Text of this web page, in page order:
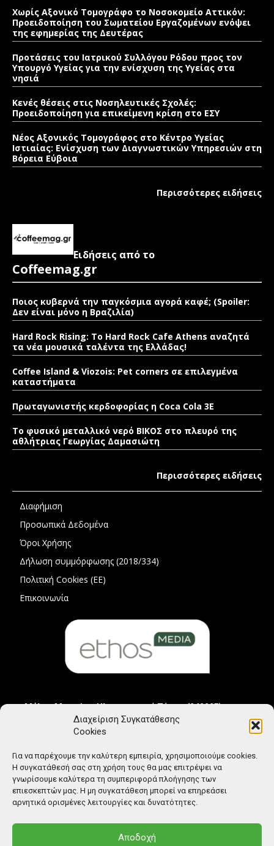
Διαχείριση Συγκατάθεσης
Cookies
Για να παρέχουμε την καλύτερη εμπειρία, χρησιμοποιούμε cookies.
Η συγκατάθεσή σας στη χρήση τους θα μας επιτρέψει να
γνωρίσουμε καλύτερα τη συμπεριφορά πλοήγησης των
επιεσκεπτών μας. Η μη συγκατάθεση μπορεί να επηρεάσει
αρνητικά ορισμένες λειτουργίες και δυνατότητες.
Αποδοχή
Χωρίς Αξονικό Τομογράφο το Νοσοκομείο Αττικόν:
Προειδοποίηση του Σωματείου Εργαζομένων ενόψει
της εφημερίας της Δευτέρας
Προτάσεις του Ιατρικού Συλλόγου Ρόδου προς τον
Υπουργό Υγείας για την ενίσχυση της Υγείας στα
νησιά
Κενές θέσεις στις Νοσηλευτικές Σχολές:
Προειδοποίηση για επικείμενη κρίση στο ΕΣΥ
Νέος Αξονικός Τομογράφος στο Κέντρο Υγείας
Ιστιαίας: Ενίσχυση των Διαγνωστικών Υπηρεσιών στη
Βόρεια Εύβοια
Περισσότερες ειδήσεις
Ειδήσεις από το
Coffeemag.gr
Ποιος κυβερνά την παγκόσμια αγορά καφέ; (Spoiler:
Δεν είναι μόνο η Βραζιλία)
Hard Rock Rising: Το Hard Rock Cafe Athens αναζητά
τα νέα μουσικά ταλέντα της Ελλάδας!
Coffee Island & Viozois: Pet corners σε επιλεγμένα
καταστήματα
Πρωταγωνιστής κερδοφορίας η Coca Cola 3E
Το φυσικό μεταλλικό νερό ΒΙΚΟΣ στο πλευρό της
αθλήτριας Γεωργίας Δαμασιώτη
Περισσότερες ειδήσεις
Διαφήμιση
Προσωπικά Δεδομένα
Όροι Χρήσης
Δήλωση συμμόρφωσης (2018/334)
Πολιτική Cookies (ΕΕ)
Επικοινωνία
Μέλος Μητρώου Ηλεκτρονικού Τύπου (242225)